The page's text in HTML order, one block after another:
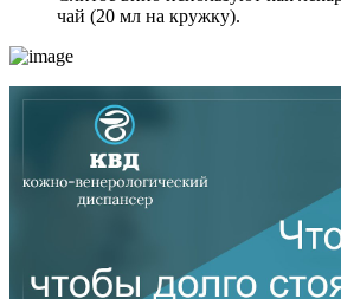
чай (20 мл на кружку).